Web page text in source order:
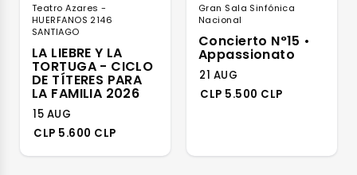
Teatro Azares -
HUERFANOS 2146
SANTIAGO
LA LIEBRE Y LA
TORTUGA - CICLO
DE TÍTERES PARA
LA FAMILIA 2026
15 AUG
CLP 5.600 CLP
Gran Sala Sinfónica
Nacional
Concierto N°15 •
Appassionato
21 AUG
CLP 5.500 CLP